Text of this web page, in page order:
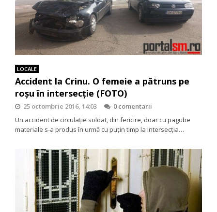
LOCALE
Accident la Crinu. O femeie a pătruns pe
roșu în intersecție (FOTO)
25 octombrie 2016, 14:03
0 comentarii
Un accident de circulație soldat, din fericire, doar cu pagube
materiale s-a produs în urmă cu puțin timp la intersecția…